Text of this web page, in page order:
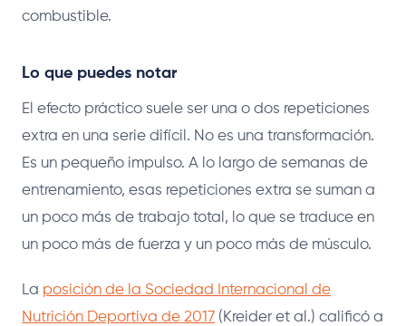
combustible.
Lo que puedes notar
El efecto práctico suele ser una o dos repeticiones
extra en una serie difícil. No es una transformación.
Es un pequeño impulso. A lo largo de semanas de
entrenamiento, esas repeticiones extra se suman a
un poco más de trabajo total, lo que se traduce en
un poco más de fuerza y un poco más de músculo.
La posición de la Sociedad Internacional de
Nutrición Deportiva de 2017 (Kreider et al.) calificó a